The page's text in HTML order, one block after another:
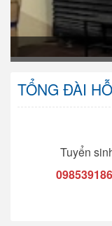
TỔNG ĐÀI
Tuyển